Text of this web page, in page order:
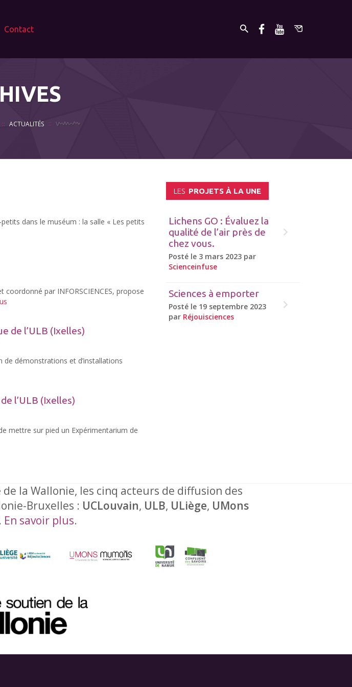
Contact
ACTUALITÉS
dans le muséum : la salle « Les petits
par INFORSCIENCES, propose
de l’ULB (Ixelles)
de démonstrations et d’installations
l’ULB (Ixelles)
mettre sur pied un Expérimentarium de
LES PROJETS À LA UNE
Lichens GO : Évaluez la
qualité de l’air près de
chez vous.
Posté le 3 mars 2023 par
Scienceinfuse
Sciences à emporter
Posté le 19 septembre 2023
par Réjouisciences
la Wallonie, les cinq acteurs de diffusion des
Bruxelles : UCLouvain, ULB, ULiège, UMons
En savoir plus.